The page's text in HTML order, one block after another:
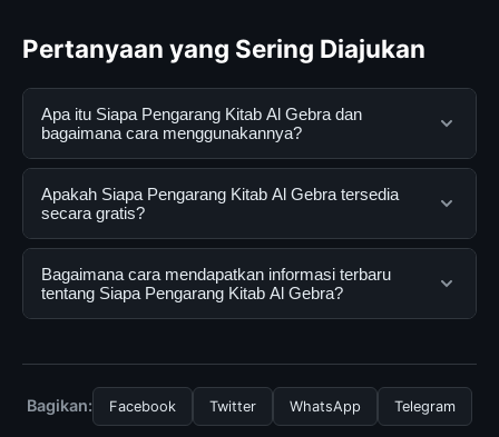
Pertanyaan yang Sering Diajukan
Apa itu Siapa Pengarang Kitab Al Gebra dan
bagaimana cara menggunakannya?
Siapa Pengarang Kitab Al Gebra adalah layanan digital
yang dirancang untuk membantu pengguna
mendapatkan informasi lengkap dan terpercaya. Anda
dapat menggunakannya dengan mengunjungi situs
resmi dan mengikuti panduan yang tersedia.
Apakah Siapa Pengarang Kitab Al Gebra tersedia
secara gratis?
Ya, Siapa Pengarang Kitab Al Gebra dapat diakses
secara gratis oleh semua pengguna. Tidak ada biaya
tersembunyi atau langganan yang diperlukan untuk
Bagaimana cara mendapatkan informasi terbaru
tentang Siapa Pengarang Kitab Al Gebra?
halaman resmi kami secara berkala. Kami selalu
memperbarui konten dengan informasi terkini dan
Bagikan: Facebook Twitter WhatsApp Telegram